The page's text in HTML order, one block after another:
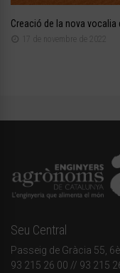
Creació de la nova vocalia
17 de novembre de 2022
Seu Central
Passeig de Gràcia 55,
93 215 26 00 // 93 215